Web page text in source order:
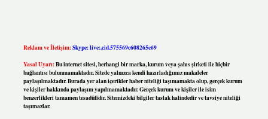
Reklam ve İletişim:Skype: live:.cid.575569c608265c69
Yasal Uyarı:Bu internet sitesi, herhangi bir marka, kurum veya şahıs şirketi ile hiçbir
bağlantısı bulunmamaktadır. Sitede yalnızca kendi hazırladığımız makaleler
paylaşılmaktadır. Burada yer alan içerikler haber niteliği taşımamakta olup, gerçek kurum
ve kişiler hakkında paylaşım yapılmamaktadır. Gerçek kurum ve kişiler ile isim
benzerlikleri tamamen tesadüfidir. Sitemizdeki bilgiler taslak halindedir ve tavsiye niteliği
taşımazlar.